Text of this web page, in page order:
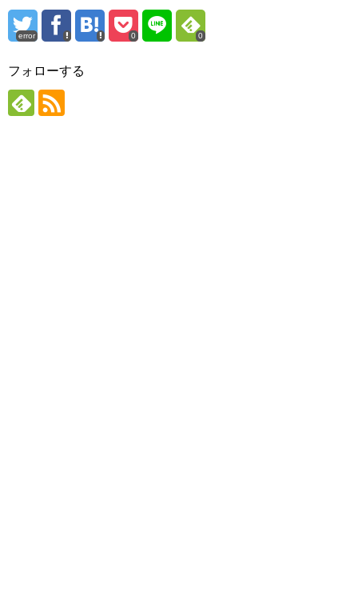
error 0 0
フォローする